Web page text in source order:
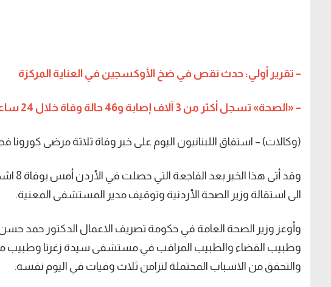
– تقرير أولي: حدث نقص في ضخ الأوكسجين في العناية المركزة
– «الصحة» تسجل أكثر من 3 آلاف إصابة و46 حالة وفاة خلال 24 ساعة
(وكالات) – استفاق اللبنانيون اليوم على خبر وفاة ثلاثة مرضى
وقد
الى استقالة وزير الصحة الأردنية وتوقيف مدير المستشفى المعنية.
وأوعز وزير الصحة العامة في حكومة تصريف الاعمال الدكتور حمد
وطبيب القضاء والطبيب المراقب في مستشفى سيدة زغرتا وطبيب
والتحقق من الاسباب المحتملة لتزامن ثلاث وفيات في اليوم نفسه.